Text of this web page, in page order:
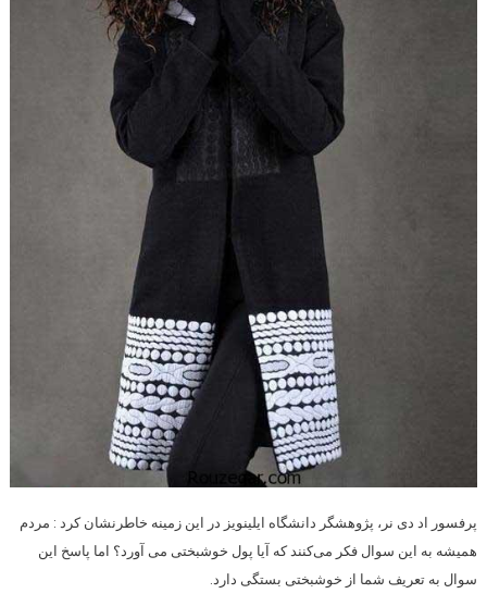
پرفسور اد دی نر، پژوهشگر دانشگاه ایلینویز در این زمینه خاطرنشان کرد : مردم
همیشه به این سوال فکر می‌کنند که آیا پول خوشبختی می آورد؟ اما پاسخ این
سوال به تعریف شما از خوشبختی بستگی دارد.